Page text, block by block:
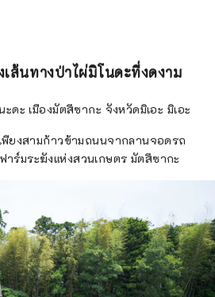
ส้นทางป่าไผ่มิโนดะที่งดงาม
ะดะ เมืองมัตสึซากะ จังหวัดมิเอะ มิเอะ
พียงสามก้าวข้ามถนนจากลานจอดรถ
ร์มระฆังแห่งสวนเกษตร มัตสึซากะ